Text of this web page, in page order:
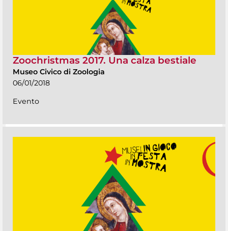
Zoochristmas 2017. Una calza bestiale
Museo Civico di Zoologia
06/01/2018
Evento